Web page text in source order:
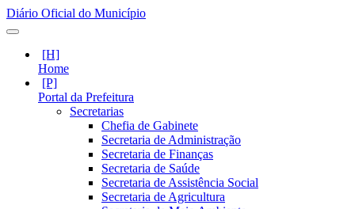
Diário Oficial do Município
Home
Portal da Prefeitura
Secretarias
Chefia de Gabinete
Secretaria de Administração
Secretaria de Finanças
Secretaria de Saúde
Secretaria de Assistência Social
Secretaria de Agricultura